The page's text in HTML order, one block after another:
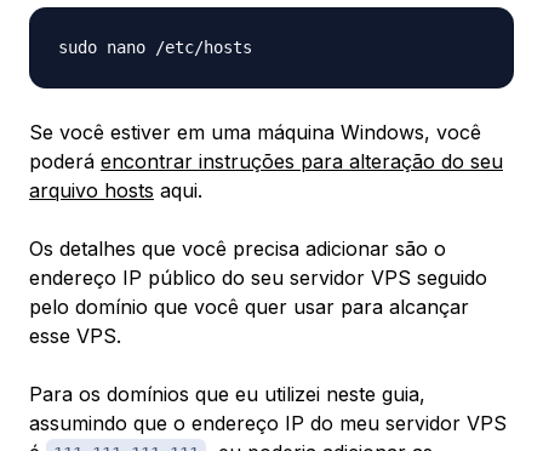
Se você estiver em uma máquina Windows, você
poderá encontrar instruções para alteração do seu
arquivo hosts aqui.
Os detalhes que você precisa adicionar são o
endereço IP público do seu servidor VPS seguido
pelo domínio que você quer usar para alcançar
esse VPS.
Para os domínios que eu utilizei neste guia,
assumindo que o endereço IP do meu servidor VPS